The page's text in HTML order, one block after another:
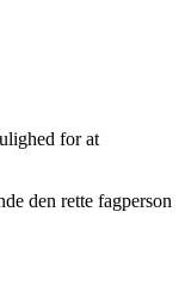
for at
den rette fagperson